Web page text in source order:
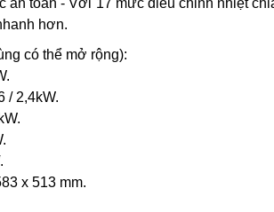
hơn.
có thể mở rộng):
/ 2,4kW.
x 513 mm.